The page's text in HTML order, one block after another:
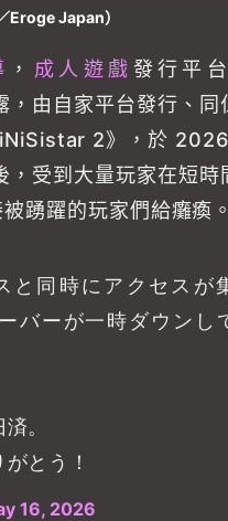
Eroge Japan）
， 成人遊戲 發行平
由自家平台發行、同
2》，於
，受到大量玩家在短時
踴躍的玩家們給癱瘓。
と同時にアクセスが
バーが一時ダウンし
。
とう！
16, 2026